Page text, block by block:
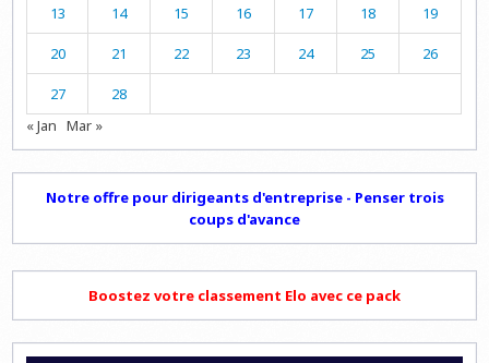
13 14 15 16 17 18 19
20 21 22 23 24 25 26
27
28
« Jan Mar »
Notre offre pour dirigeants d'entreprise - Penser trois
coups d'avance
Boostez votre classement Elo avec ce pack